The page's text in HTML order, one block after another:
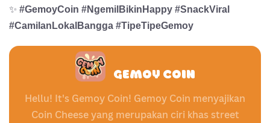
✨ #GemoyCoin #NgemilBikinHappy #SnackViral
#CamilanLokalBangga #TipeTipeGemoy
GEMOY COIN
Hellu! It's Gemoy Coin! Gemoy Coin menyajikan
Coin Cheese yang merupakan ciri khas street